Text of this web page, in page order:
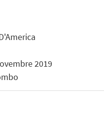
2019